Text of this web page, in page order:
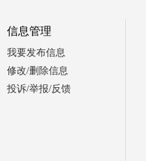
信息管理
我要发布信息
修改/删除信息
投诉/举报/反馈